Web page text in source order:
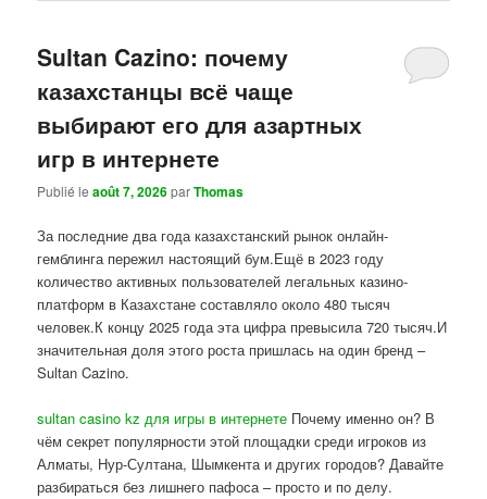
Sultan Cazino: почему
казахстанцы всё чаще
выбирают его для азартных
игр в интернете
Publié leaoût 7, 2026parThomas
За последние два года казахстанский рынок онлайн-
гемблинга пережил настоящий бум.Ещё в 2023 году
количество активных пользователей легальных казино-
платформ в Казахстане составляло около 480 тысяч
человек.К концу 2025 года эта цифра превысила 720 тысяч.И
значительная доля этого роста пришлась на один бренд –
Sultan Cazino.
sultan casino kz для игры в интернете Почему именно он? В
чём секрет популярности этой площадки среди игроков из
Алматы, Нур-Султана, Шымкента и других городов? Давайте
разбираться без лишнего пафоса – просто и по делу.